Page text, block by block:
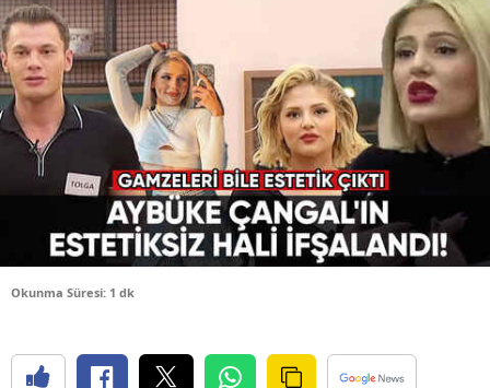
Bilecik
Bingöl
Bitlis
Bolu
Bursa
Çorum
Okunma Süresi: 1 dk